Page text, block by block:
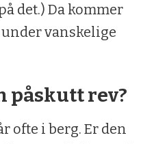
det.) Da kommer
vanskelige
påskutt rev?
ofte i berg. Er den